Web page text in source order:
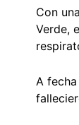
Con
Verde,
A